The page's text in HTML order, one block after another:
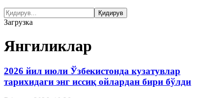
Загрузка
Янгиликлар
2026 йил июли Ўзбекистонда кузатувлар
тарихидаги энг иссиқ ойлардан бири бўлди